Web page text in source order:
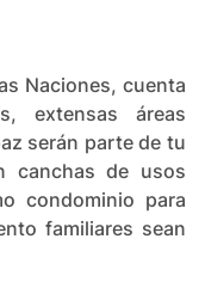
Naciones, cuenta
extensas áreas
serán parte de tu
canchas de usos
condominio para
familiares sean